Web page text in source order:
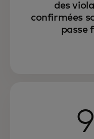
des
confirmées
passe